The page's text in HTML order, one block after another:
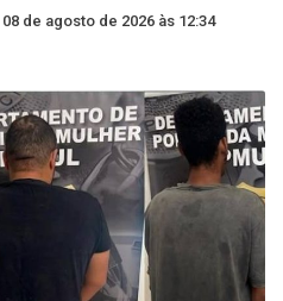
08 de agosto de 2026 às 12:34